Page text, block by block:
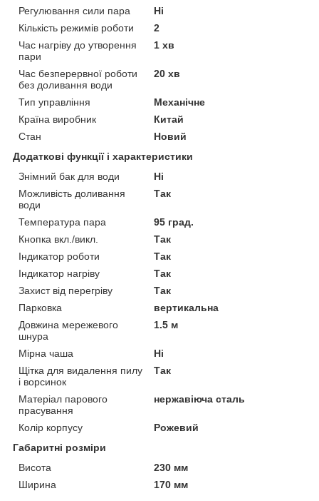
Регулювання сили пара
Ні
Кількість режимів роботи
2
Час нагріву до утворення
пари
1 хв
Час безперервної роботи
без доливання води
20 хв
Тип управління
Механічне
Країна виробник
Китай
Стан
Новий
Додаткові функції і характеристики
Знімний бак для води
Ні
Можливість доливання
води
Так
Температура пара
95 град.
Кнопка вкл./викл.
Так
Індикатор роботи
Так
Індикатор нагріву
Так
Захист від перегріву
Так
Парковка
вертикальна
Довжина мережевого
шнура
1.5 м
Мірна чаша
Ні
Щітка для видалення пилу
і ворсинок
Так
Матеріал парового
прасування
нержавіюча сталь
Колір корпусу
Рожевий
Габаритні розміри
Висота
230 мм
Ширина
170 мм